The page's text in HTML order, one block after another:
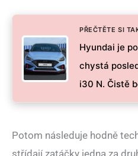
PŘEČTĚTE SI
Hyundai je
chystá
i30 N. Čistě
Potom následuje hodně